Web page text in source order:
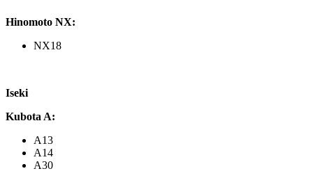
Hinomoto NX:
NX18
Iseki
Kubota A:
A13
A14
A30